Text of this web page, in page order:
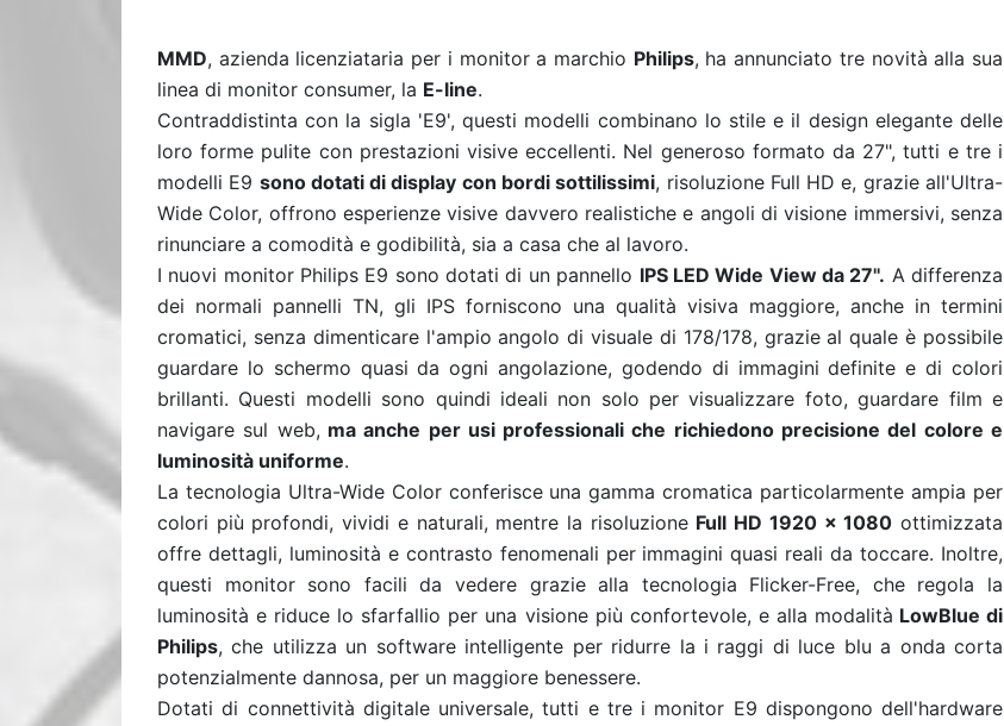
MMD, azienda licenziataria per i monitor a marchio Philips, ha annunciato tre novità alla sua
linea di monitor consumer, la E-line.
Contraddistinta con la sigla 'E9', questi modelli combinano lo stile e il design elegante delle
loro forme pulite con prestazioni visive eccellenti. Nel generoso formato da 27", tutti e tre i
modelli E9 sono dotati di display con bordi sottilissimi, risoluzione Full HD e, grazie all'Ultra-
Wide Color, offrono esperienze visive davvero realistiche e angoli di visione immersivi, senza
rinunciare a comodità e godibilità, sia a casa che al lavoro.
I nuovi monitor Philips E9 sono dotati di un pannello IPS LED Wide View da 27''. A differenza
dei normali pannelli TN, gli IPS forniscono una qualità visiva maggiore, anche in termini
cromatici, senza dimenticare l'ampio angolo di visuale di 178/178, grazie al quale è possibile
guardare lo schermo quasi da ogni angolazione, godendo di immagini definite e di colori
brillanti. Questi modelli sono quindi ideali non solo per visualizzare foto, guardare film e
navigare sul web, ma anche per usi professionali che richiedono precisione del colore e
luminosità uniforme.
La tecnologia Ultra-Wide Color conferisce una gamma cromatica particolarmente ampia per
colori più profondi, vividi e naturali, mentre la risoluzione Full HD 1920 x 1080 ottimizzata
offre dettagli, luminosità e contrasto fenomenali per immagini quasi reali da toccare. Inoltre,
questi monitor sono facili da vedere grazie alla tecnologia Flicker-Free, che regola la
luminosità e riduce lo sfarfallio per una visione più confortevole, e alla modalità LowBlue di
Philips, che utilizza un software intelligente per ridurre la i raggi di luce blu a onda corta
potenzialmente dannosa, per un maggiore benessere.
Dotati di connettività digitale universale, tutti e tre i monitor E9 dispongono dell'hardware